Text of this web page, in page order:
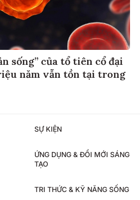
sống” của tổ tiên cổ đại
năm vẫn tồn tại trong
SỰ KIỆN
ỨNG DỤNG & ĐỔI MỚI SÁNG
TẠO
TRI THỨC & KỸ NĂNG SỐNG